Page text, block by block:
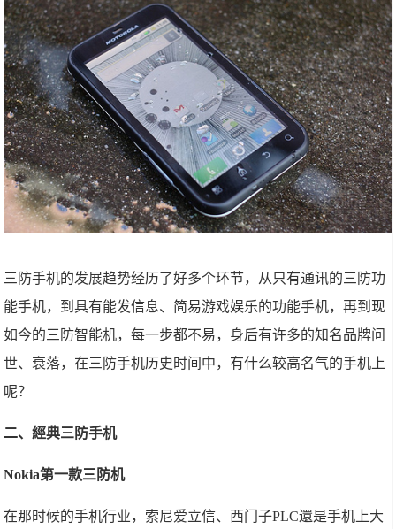
三防手机的发展趋势经历了好多个环节，从只有通讯的三防功
能手机，到具有能发信息、简易游戏娱乐的功能手机，再到现
如今的三防智能机，每一步都不易，身后有许多的知名品牌问
世、衰落，在三防手机历史时间中，有什么较高名气的手机上
呢？
二、經典三防手机
Nokia第一款三防机
在那时候的手机行业，索尼爱立信、西门子PLC還是手机上大